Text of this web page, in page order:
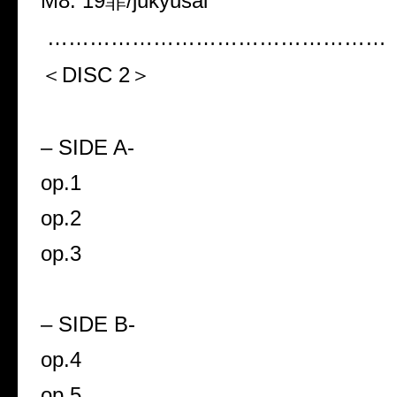
…………………………………………
＜DISC 2＞
– SIDE A-
op.1
op.2
op.3
– SIDE B-
op.4